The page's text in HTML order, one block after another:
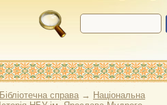
Бібліотечна справа → Національна